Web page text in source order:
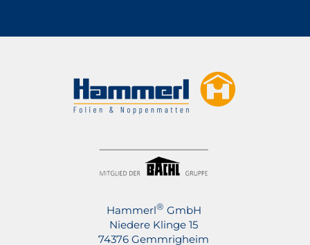
Hammerl® GmbH
Niedere Klinge 15
74376 Gemmrigheim